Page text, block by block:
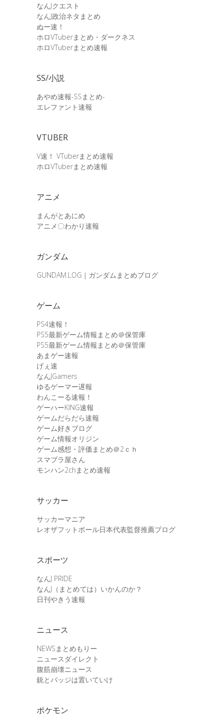
なんJクエスト
なんJ政治ネタまとめ
ぬー速！
ホロVTuberまとめ・ダークネス
ホロVTuberまとめ速報
SS/小説
あやめ速報-SSまとめ-
エレファント速報
VTUBER
V速！ VTuberまとめ速報
ホロVTuberまとめ速報
アニメ
まんがとあにめ
アニメ〇わかり速報
ガンダム
GUNDAM.LOG｜ガンダムまとめブログ
ゲーム
PS4速報！
PS5最新ゲーム情報まとめ＠保管庫
PS5最新ゲーム情報まとめ＠保管庫
あまゲー速報
げぇ速
なんJGamers
ゆるゲーマー遅報
わんこーる速報！
ゲーハーKING速報
ゲームだらだら速報
ゲーム好きブログ
ゲーム情報オリジン
ゲーム感想・評価まとめ＠2ｃｈ
スマブラ屋さん
モンハン2chまとめ速報
サッカー
サッカーマニア
レオザフットボール日本代表監督推薦ブログ
スポーツ
なんJ PRIDE
なんJ（まとめては）いかんのか？
日刊やきう速報
ニュース
NEWSまとめもりー
ニュースダイレクト
腹筋崩壊ニュース
銃とバッジは置いていけ
ポケモン